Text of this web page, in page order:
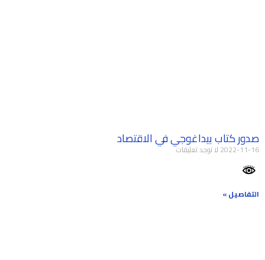
صدور كتاب بيداغوجي في الاقتصاد
2022-11-16 لا توجد تعليقات
التفاصيل »